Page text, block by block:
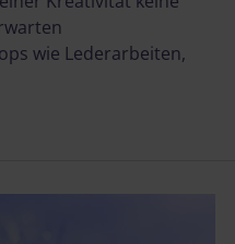
wie Lederarbeiten,